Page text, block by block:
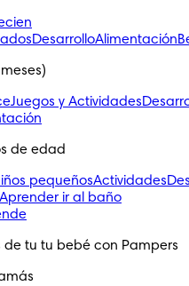
DesarrolloAlimentación
Juegos y Actividades
de edad
pequeñosActividades
Aprender ir al baño
de tu tu bebé con Pampers